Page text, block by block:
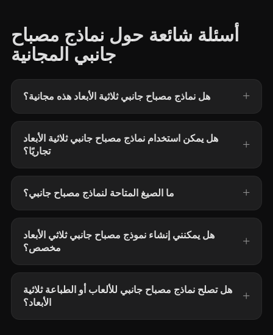
أسئلة شائعة حول نماذج مصباح
جانبي المجانية
هل نماذج مصباح جانبي ثلاثية الأبعاد هذه مجانية؟
هل يمكن استخدام نماذج مصباح جانبي ثلاثية الأبعاد
تجاريًا؟
ما الصيغ المتاحة لنماذج مصباح جانبي؟
هل يمكنني إنشاء نموذج مصباح جانبي ثلاثي الأبعاد
مخصص؟
هل تصلح نماذج مصباح جانبي للألعاب أو الطباعة ثلاثية
الأبعاد؟